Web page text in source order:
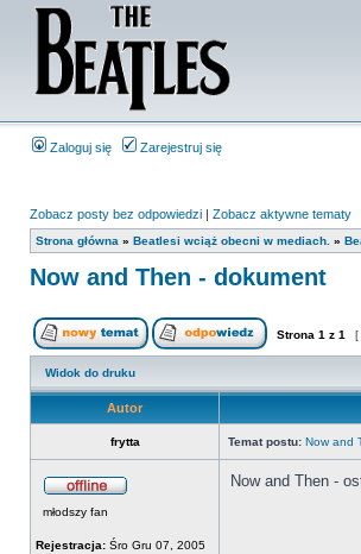
Zaloguj się Zarejestruj się
Zobacz posty bez odpowiedzi | Zobacz aktywne tematy
Strona główna » Beatlesi wciąż obecni w mediach. »
Now and Then - dokument
Strona 1 z 1 [
Widok do druku
Autor
frytta Temat postu: Now and
młodszy fan
Rejestracja: Śro Gru 07, 2005
Now and Then -